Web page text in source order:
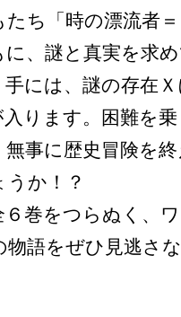
ち「時の漂流者
、謎と真実を求
には、謎の存在
ります。困難を
事に歴史冒険を
うか！？
６巻をつらぬく、
物語をぜひ見逃さ